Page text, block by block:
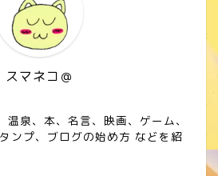
スマネコ＠
温泉、本、名言、映画、ゲーム、
ンプ、ブログの始め方 などを紹